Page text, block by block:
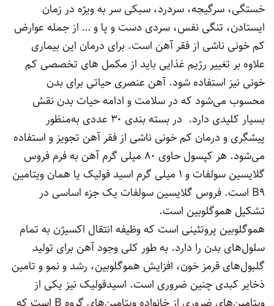
خستگی، سرگیجه، سردرد، سبکی سر به ویژه در زمان
ایستادن، تنگی نفس، سردی دست و پا و … از جمله عوارض
کم خونی ناشی از فقر آهن است. برای درمان این بیماری
علاوه بر تغییر رژیم غذایی باید از مکمل های تخصصی کم
خونی نیز استفاده شود. آهن عنصری حیاتی برای بدن
محسوب می‌شود که در سلامت و ادامه حیات بدن نقش
بسیار کلیدی دارد. در بسته بندی ۳۰ عددی به‌منظور
پیشگری و درمان کم خونی ناشی از فقر آهن تجویز و استفاده
می‌شود. هر کپسول حاوی ۸۰ میلی گرم آهن به فرم فروس
گلایسین سولفات و ۱ میلی گرم اسید فولیک یا همان ویتامین
B9 است. فروس گلایسین سولفات یک جزء اساسی در
تشکیل هموگلوبین است.
هموگلوبین پروتئینی است که وظیفه انتقال اکسیژن به تمام
سلول‌های بدن را دارد. به طور کلی وجود آهن برای تولید
گلبول‌های قرمز خون، افزایش هموگلوبین، رشد و نمو و تامین
ذخایر کبدی چنین ضروری است. اسیدفولیک نیز یکی از